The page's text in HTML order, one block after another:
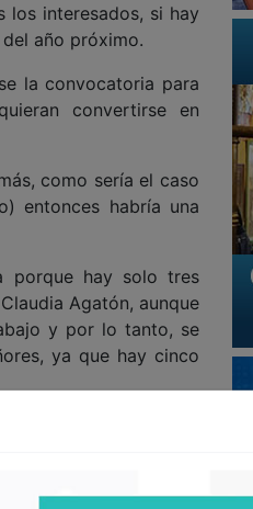
los interesados, si hay
año próximo.
la convocatoria para
convertirse en
como sería el caso
entonces habría una
porque hay solo tres
Agatón, aunque
y por lo tanto, se
ya que hay cinco
-obviamente- la
de Elecciones de